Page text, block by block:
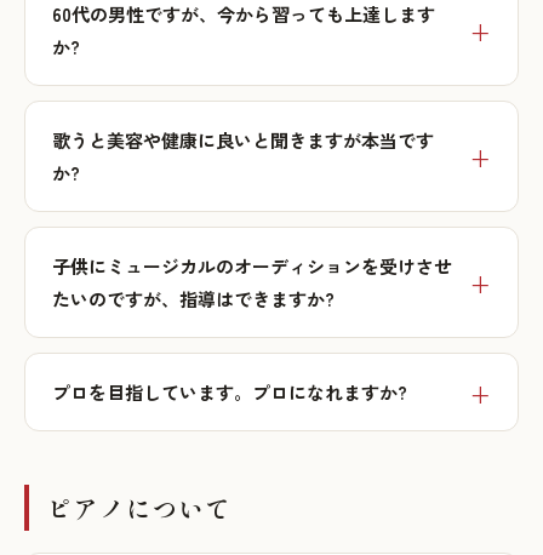
60代の男性ですが、今から習っても上達します
か?
歌うと美容や健康に良いと聞きますが本当です
か?
子供にミュージカルのオーディションを受けさせ
たいのですが、指導はできますか?
プロを目指しています。プロになれますか?
ピアノについて